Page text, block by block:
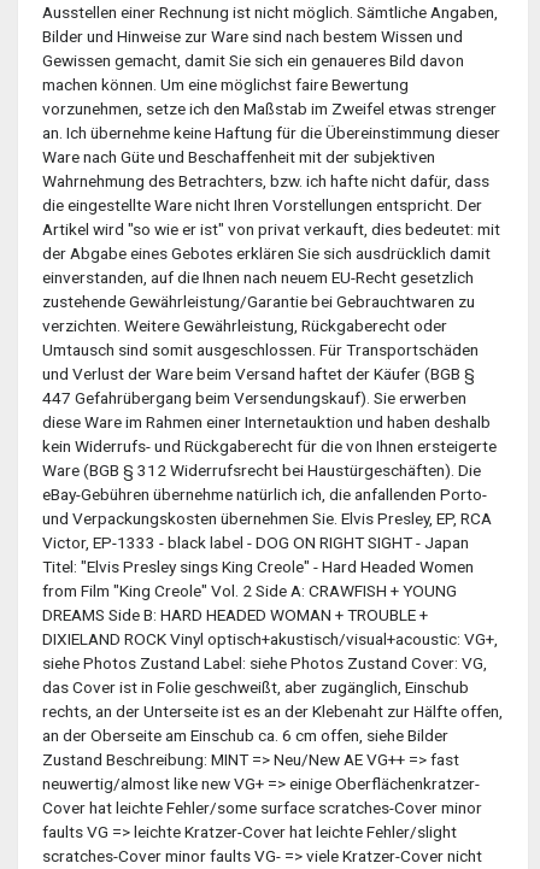
Ausstellen einer Rechnung ist nicht möglich. Sämtliche Angaben,
Bilder und Hinweise zur Ware sind nach bestem Wissen und
Gewissen gemacht, damit Sie sich ein genaueres Bild davon
machen können. Um eine möglichst faire Bewertung
vorzunehmen, setze ich den Maßstab im Zweifel etwas strenger
an. Ich übernehme keine Haftung für die Übereinstimmung dieser
Ware nach Güte und Beschaffenheit mit der subjektiven
Wahrnehmung des Betrachters, bzw. ich hafte nicht dafür, dass
die eingestellte Ware nicht Ihren Vorstellungen entspricht. Der
Artikel wird "so wie er ist" von privat verkauft, dies bedeutet: mit
der Abgabe eines Gebotes erklären Sie sich ausdrücklich damit
einverstanden, auf die Ihnen nach neuem EU-Recht gesetzlich
zustehende Gewährleistung/Garantie bei Gebrauchtwaren zu
verzichten. Weitere Gewährleistung, Rückgaberecht oder
Umtausch sind somit ausgeschlossen. Für Transportschäden
und Verlust der Ware beim Versand haftet der Käufer (BGB §
447 Gefahrübergang beim Versendungskauf). Sie erwerben
diese Ware im Rahmen einer Internetauktion und haben deshalb
kein Widerrufs- und Rückgaberecht für die von Ihnen ersteigerte
Ware (BGB § 312 Widerrufsrecht bei Haustürgeschäften). Die
eBay-Gebühren übernehme natürlich ich, die anfallenden Porto-
und Verpackungskosten übernehmen Sie. Elvis Presley, EP, RCA
Victor, EP-1333 - black label - DOG ON RIGHT SIGHT - Japan
Titel: "Elvis Presley sings King Creole" - Hard Headed Women
from Film "King Creole" Vol. 2 Side A: CRAWFISH + YOUNG
DREAMS Side B: HARD HEADED WOMAN + TROUBLE +
DIXIELAND ROCK Vinyl optisch+akustisch/visual+acoustic: VG+,
siehe Photos Zustand Label: siehe Photos Zustand Cover: VG,
das Cover ist in Folie geschweißt, aber zugänglich, Einschub
rechts, an der Unterseite ist es an der Klebenaht zur Hälfte offen,
an der Oberseite am Einschub ca. 6 cm offen, siehe Bilder
Zustand Beschreibung: MINT => Neu/New AE VG++ => fast
neuwertig/almost like new VG+ => einige Oberflächenkratzer-
Cover hat leichte Fehler/some surface scratches-Cover minor
faults VG => leichte Kratzer-Cover hat leichte Fehler/slight
scratches-Cover minor faults VG- => viele Kratzer-Cover nicht